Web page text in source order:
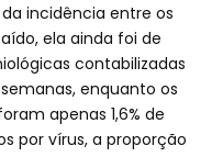
incidência entre os
ela ainda foi de
contabilizadas
enquanto os
apenas 1,6% de
por vírus, a proporção